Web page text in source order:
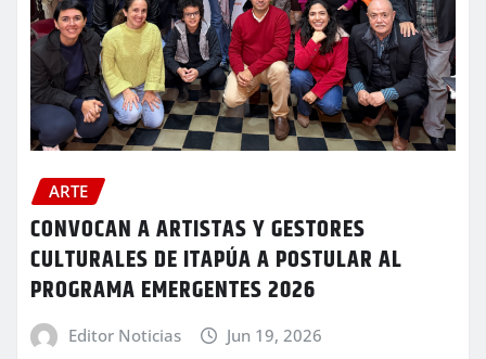
ARTE
CONVOCAN A ARTISTAS Y GESTORES
CULTURALES DE ITAPÚA A POSTULAR AL
PROGRAMA EMERGENTES 2026
Editor Noticias Jun 19, 2026